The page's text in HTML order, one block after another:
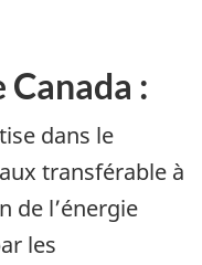
:
dans le
transférable à
de l’énergie
les